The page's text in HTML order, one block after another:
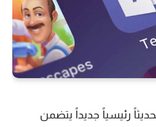
رئيسياً جديداً يتضمن